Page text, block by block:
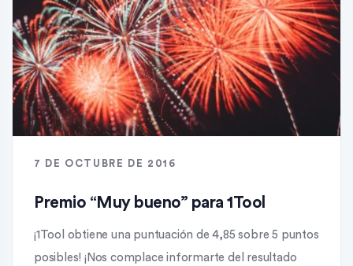
7 DE OCTUBRE DE 2016
Premio “Muy bueno” para 1Tool
¡1Tool obtiene una puntuación de 4,85 sobre 5 puntos
posibles! ¡Nos complace informarte del resultado